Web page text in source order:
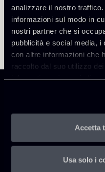
analizzare il nostro
informazioni sul modo in
nostri partner che si
pubblicità e social media, i
con altre informazioni che
raccolto dal suo utilizzo
informativa privacy è
Accetta
Usa solo i
P.IVA 01305231001